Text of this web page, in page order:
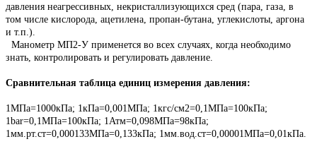
давления неагрессивных, некристаллизующихся сред (пара, газа, в
том числе кислорода, ацетилена, пропан-бутана, углекислоты, аргона
и т.п.).
Манометр МП2-У применется во всех случаях, когда необходимо
знать, контролировать и регулировать давление.
Сравнительная таблица единиц измерения давления:
1МПа=1000кПа; 1кПа=0,001МПа; 1кгс/см2=0,1МПа=100кПа;
1bar=0,1МПа=100кПа; 1Атм=0,098МПа=98кПа;
1мм.рт.ст=0,000133МПа=0,133кПа; 1мм.вод.ст=0,00001МПа=0,01кПа.